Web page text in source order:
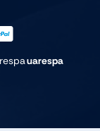
uarespa